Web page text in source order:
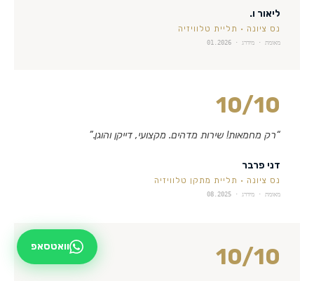
ליאור ו.
נס ציונה · תליית טלוויזיה
מאומת · מידרג · 01.2026
10/10
“רק מחמאות! שירות מדהים. מקצועי, דייקן והוגן.”
דני פרבר
נס ציונה · תליית מתקן טלוויזיה
מאומת · מידרג · 08.2025
10/10 וואטסאפ